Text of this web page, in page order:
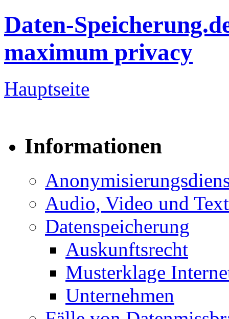
Daten-
maximum privacy
Hauptseite
Informationen
Audio, Video und Text
Datenspeicherung
Auskunftsrecht
Musterklage
Unternehmen